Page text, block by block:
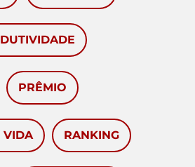
PRÊMIO
VIDA RANKING